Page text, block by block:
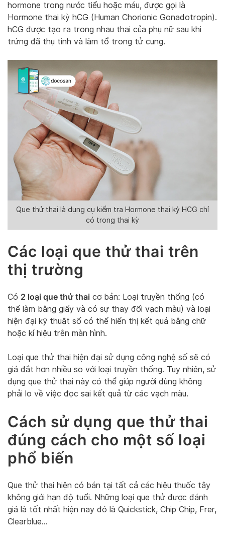
hormone trong nước tiểu hoặc máu, được gọi là
Hormone thai kỳ hCG (Human Chorionic Gonadotropin).
hCG được tạo ra trong nhau thai của phụ nữ sau khi
trứng đã thụ tinh và làm tổ trong tử cung.
Que thử thai là dụng cụ kiểm tra Hormone thai kỳ HCG chỉ
có trong thai kỳ
Các loại que thử thai trên
thị trường
Có 2 loại que thử thai cơ bản: Loại truyền thống (có
thể làm bằng giấy và có sự thay đổi vạch màu) và loại
hiện đại kỹ thuật số có thể hiển thị kết quả bằng chữ
hoặc kí hiệu trên màn hình.
Loại que thử thai hiện đại sử dụng công nghệ số sẽ có
giá đắt hơn nhiều so với loại truyền thống. Tuy nhiên, sử
dụng que thử thai này có thể giúp người dùng không
phải lo về việc đọc sai kết quả từ các vạch màu.
Cách sử dụng que thử thai
đúng cách cho một số loại
phổ biến
Que thử thai hiện có bán tại tất cả các hiệu thuốc tây
không giới hạn độ tuổi. Những loại que thử được đánh
giá là tốt nhất hiện nay đó là Quickstick, Chip Chip, Frer,
Clearblue…